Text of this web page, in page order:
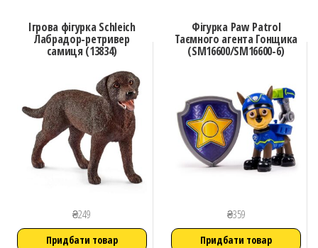
Ігрова фігурка Schleich
Лабрадор-ретривер
самиця (13834)
₴249
Придбати товар
Фігурка Paw Patrol
Таємного агента Гонщика
(SM16600/SM16600-6)
₴359
Придбати товар